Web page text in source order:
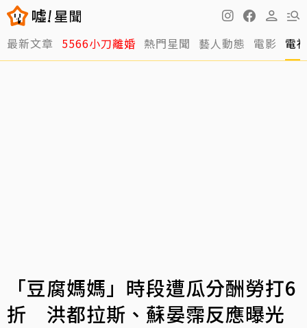
最新文章 5566小刀離婚 熱門星聞 藝人動態 電影 電
「豆腐媽媽」時段遭瓜分酬勞打6
折 洪都拉斯、蘇晏霈反應曝光